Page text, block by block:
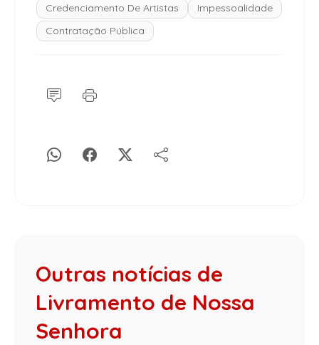
Credenciamento De Artistas
Impessoalidade
Contratação Pública
Outras notícias de
Livramento de Nossa
Senhora